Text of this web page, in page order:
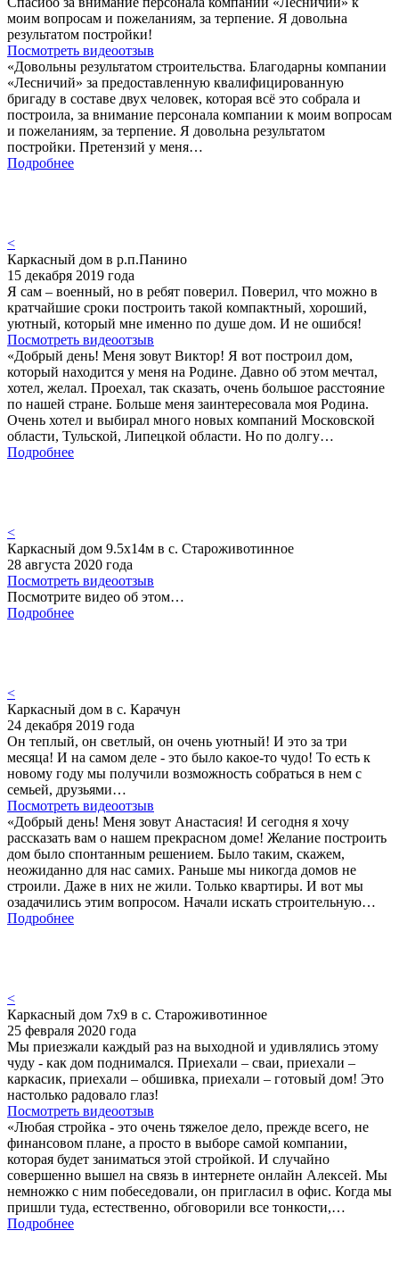
моим вопросам и пожеланиям, за терпение. Я довольна
результатом постройки!
Посмотреть видеоотзыв
«Довольны результатом строительства. Благодарны компании
«Лесничий» за предоставленную квалифицированную
бригаду в составе двух человек, которая всё это собрала и
построила, за внимание персонала компании к моим вопросам
и пожеланиям, за терпение. Я довольна результатом
постройки. Претензий у меня…
Подробнее
<
Каркасный дом в р.п.Панино
15 декабря 2019 года
Я сам – военный, но в ребят поверил. Поверил, что можно в
кратчайшие сроки построить такой компактный, хороший,
уютный, который мне именно по душе дом. И не ошибся!
Посмотреть видеоотзыв
«Добрый день! Меня зовут Виктор! Я вот построил дом,
который находится у меня на Родине. Давно об этом мечтал,
хотел, желал. Проехал, так сказать, очень большое расстояние
по нашей стране. Больше меня заинтересовала моя Родина.
Очень хотел и выбирал много новых компаний Московской
области, Тульской, Липецкой области. Но по долгу…
Подробнее
<
Каркасный дом 9.5х14м в с. Староживотинное
28 августа 2020 года
Посмотреть видеоотзыв
Посмотрите видео об этом…
Подробнее
<
Каркасный дом в с. Карачун
24 декабря 2019 года
Он теплый, он светлый, он очень уютный! И это за три
месяца! И на самом деле - это было какое-то чудо! То есть к
новому году мы получили возможность собраться в нем с
семьей, друзьями…
Посмотреть видеоотзыв
«Добрый день! Меня зовут Анастасия! И сегодня я хочу
рассказать вам о нашем прекрасном доме! Желание построить
дом было спонтанным решением. Было таким, скажем,
неожиданно для нас самих. Раньше мы никогда домов не
строили. Даже в них не жили. Только квартиры. И вот мы
озадачились этим вопросом. Начали искать строительную…
Подробнее
<
Каркасный дом 7х9 в с. Староживотинное
25 февраля 2020 года
Мы приезжали каждый раз на выходной и удивлялись этому
чуду - как дом поднимался. Приехали – сваи, приехали –
каркасик, приехали – обшивка, приехали – готовый дом! Это
настолько радовало глаз!
Посмотреть видеоотзыв
«Любая стройка - это очень тяжелое дело, прежде всего, не
финансовом плане, а просто в выборе самой компании,
которая будет заниматься этой стройкой. И случайно
совершенно вышел на связь в интернете онлайн Алексей. Мы
немножко с ним побеседовали, он пригласил в офис. Когда мы
пришли туда, естественно, обговорили все тонкости,…
Подробнее